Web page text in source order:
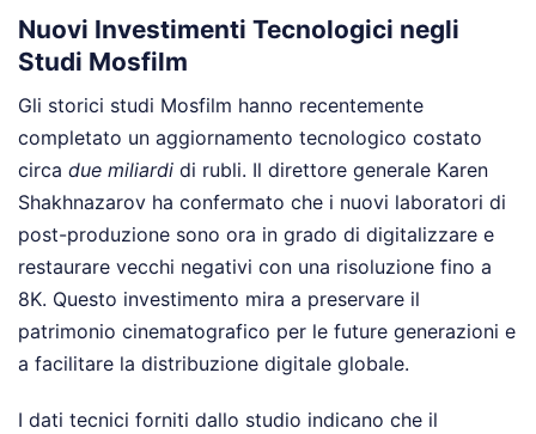
Nuovi Investimenti Tecnologici negli
Studi Mosfilm
Gli storici studi Mosfilm hanno recentemente
completato un aggiornamento tecnologico costato
circa due miliardi di rubli. Il direttore generale Karen
Shakhnazarov ha confermato che i nuovi laboratori di
post-produzione sono ora in grado di digitalizzare e
restaurare vecchi negativi con una risoluzione fino a
8K. Questo investimento mira a preservare il
patrimonio cinematografico per le future generazioni e
a facilitare la distribuzione digitale globale.
I dati tecnici forniti dallo studio indicano che il